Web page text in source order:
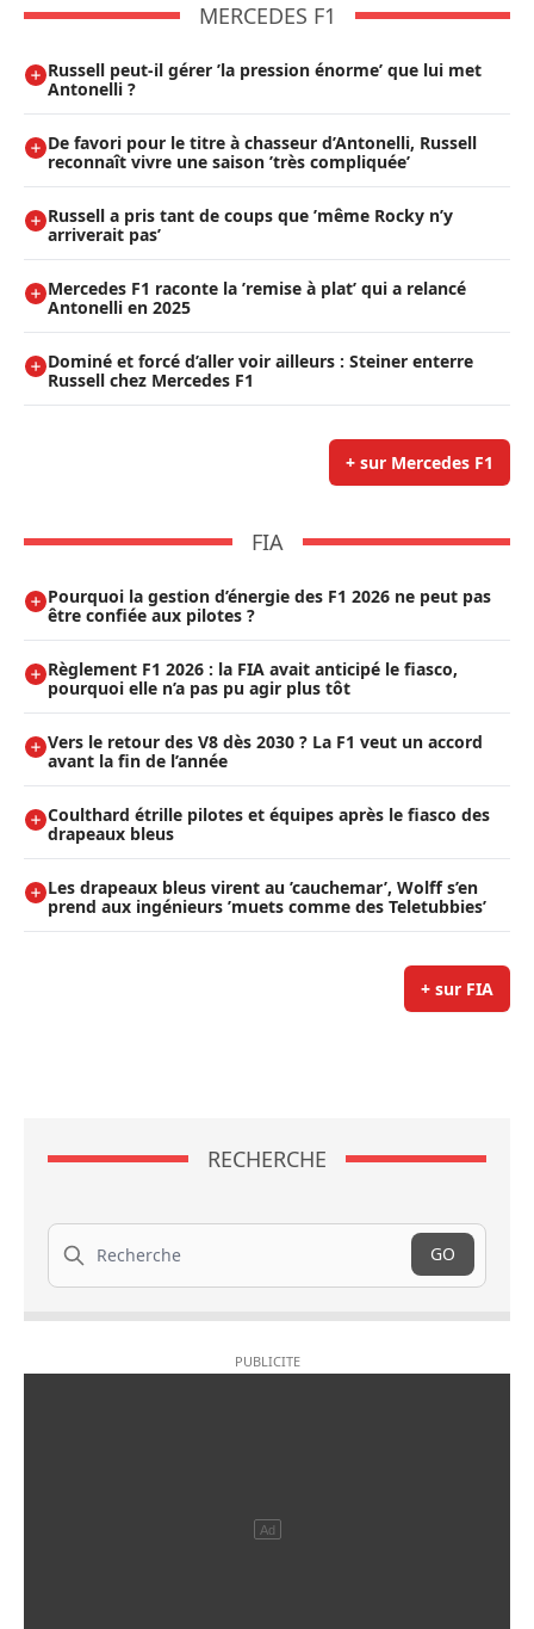
MERCEDES F1
Russell peut-il gérer ’la pression énorme’ que lui met
Antonelli ?
De favori pour le titre à chasseur d’Antonelli, Russell
reconnaît vivre une saison ’très compliquée’
Russell a pris tant de coups que ’même Rocky n’y
arriverait pas’
Mercedes F1 raconte la ’remise à plat’ qui a relancé
Antonelli en 2025
Dominé et forcé d’aller voir ailleurs : Steiner enterre
Russell chez Mercedes F1
+ sur Mercedes F1
FIA
Pourquoi la gestion d’énergie des F1 2026 ne peut pas
être confiée aux pilotes ?
Règlement F1 2026 : la FIA avait anticipé le fiasco,
pourquoi elle n’a pas pu agir plus tôt
Vers le retour des V8 dès 2030 ? La F1 veut un accord
avant la fin de l’année
Coulthard étrille pilotes et équipes après le fiasco des
drapeaux bleus
Les drapeaux bleus virent au ’cauchemar’, Wolff s’en
prend aux ingénieurs ’muets comme des Teletubbies’
+ sur FIA
RECHERCHE
Recherche
GO